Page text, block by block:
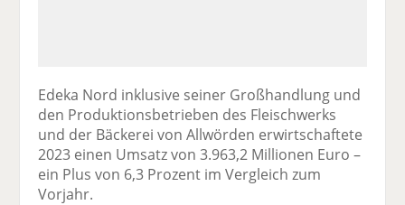
Edeka Nord inklusive seiner Großhandlung und
den Produktionsbetrieben des Fleischwerks
und der Bäckerei von Allwörden erwirtschaftete
2023 einen Umsatz von 3.963,2 Millionen Euro –
ein Plus von 6,3 Prozent im Vergleich zum
Vorjahr.